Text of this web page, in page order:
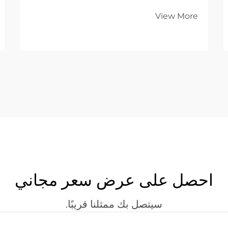
نطاق واسع. وتوفِّر هذه الأنظمة المتقدمة دقةً
View More
احصل على عرض سعر مجاني
سيتصل بك ممثلنا قريبًا.